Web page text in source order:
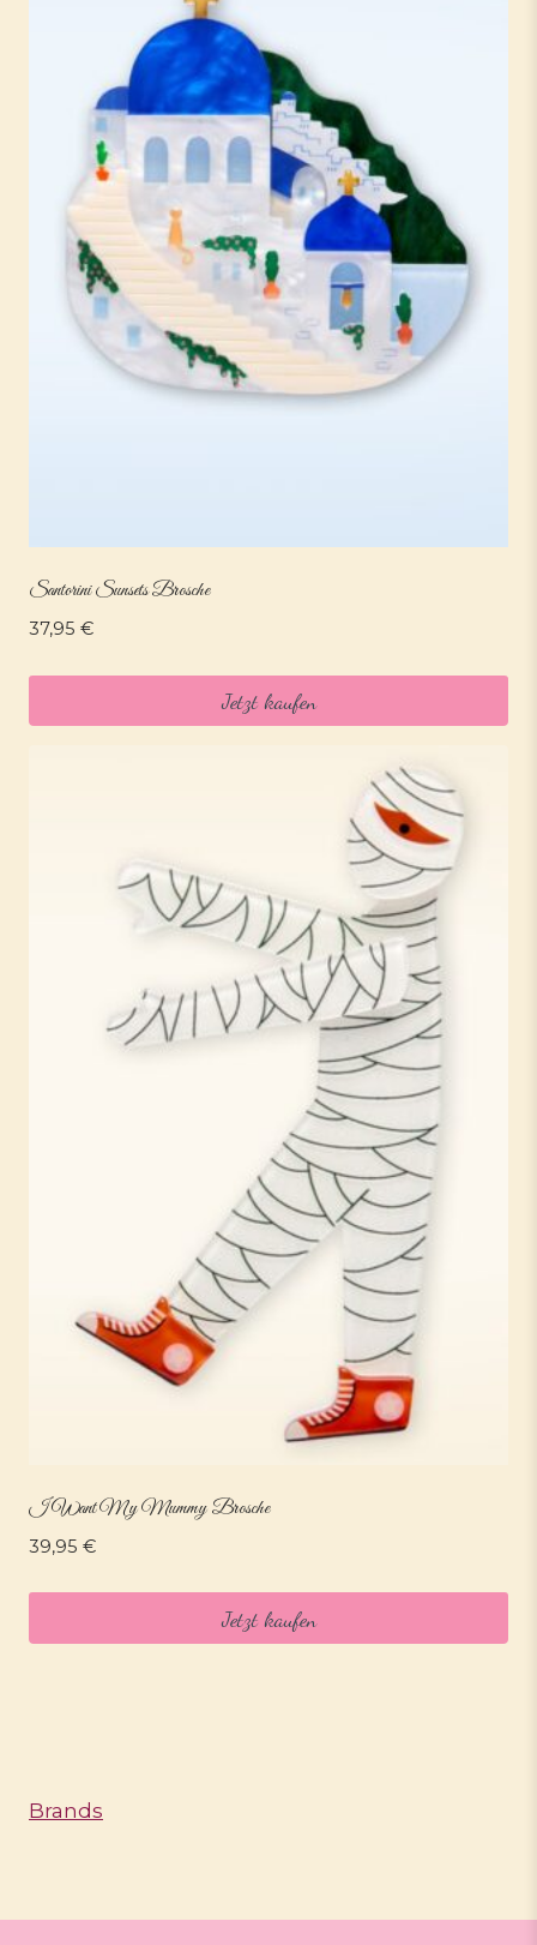
Santorini Sunsets Brosche
37,95 €
Jetzt kaufen
I Want My Mummy Brosche
39,95 €
Jetzt kaufen
Brands